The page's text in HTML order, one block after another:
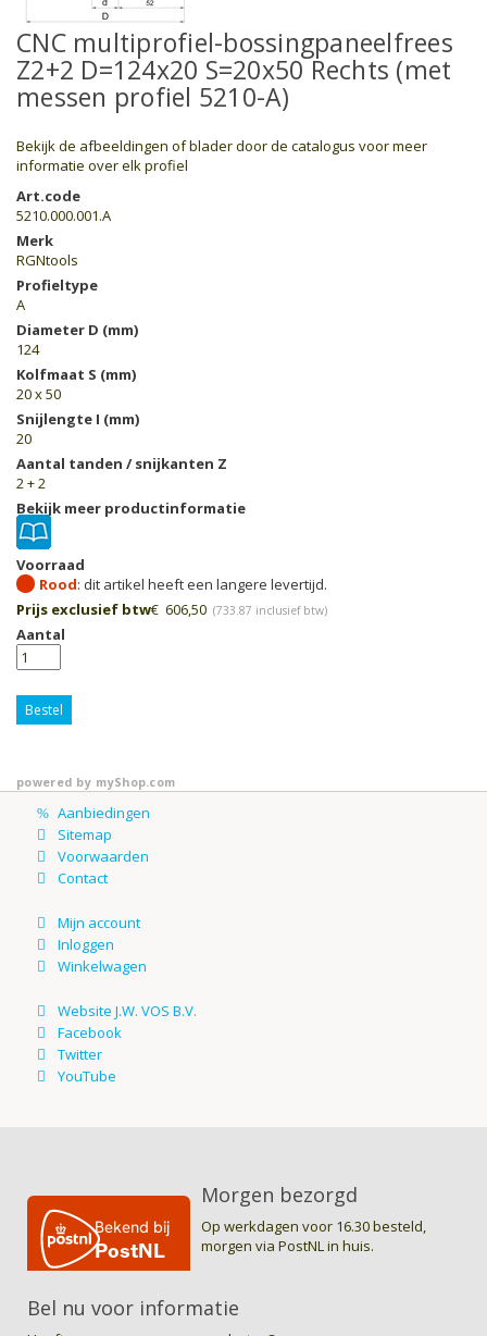
CNC multiprofiel-bossingpaneelfrees
Z2+2 D=124x20 S=20x50 Rechts (met
messen profiel 5210-A)
Bekijk de afbeeldingen of blader door de catalogus voor meer
informatie over elk profiel
Art.code
5210.000.001.A
Merk
RGNtools
Profieltype
A
Diameter D (mm)
124
Kolfmaat S (mm)
20 x 50
Snijlengte I (mm)
20
Aantal tanden / snijkanten Z
2 + 2
Bekijk meer productinformatie
Voorraad
Rood
Prijs exclusief btw€ 606,50 (733.87 inclusief btw)
Aantal
Bestel
powered by myShop.com
Morgen bezorgd
Op werkdagen voor 16.30 besteld,
morgen via PostNL in huis.
Bel nu voor informatie